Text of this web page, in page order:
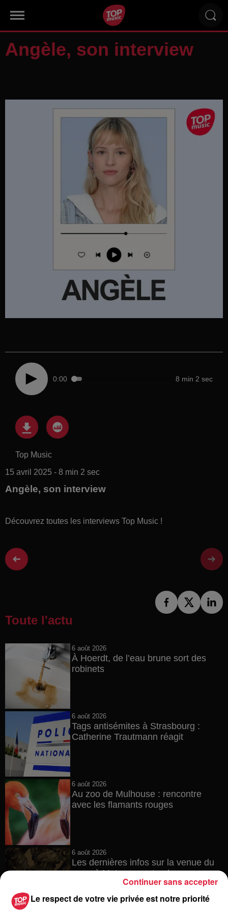
Angèle, son interview
0:00 8 min 2 sec
Top Music
15 avril 2025 - 8 min 2 sec
Angèle, son interview
Découvrez toutes les interviews Top Music !
Toute l'actu
6 août 2026
À Hoerdt, de l’eau brune sort des
robinets
6 août 2026
Tags antisémites à Strasbourg :
Catherine Trautmann réagit
6 août 2026
Au zoo de Mulhouse : rencontre
avec les flamants rouges
6 août 2026
Les dernières infos sur la venue du
pape à Metz en septembre
Le respect de votre vie privée est notre priorité
Continuer sans accepter